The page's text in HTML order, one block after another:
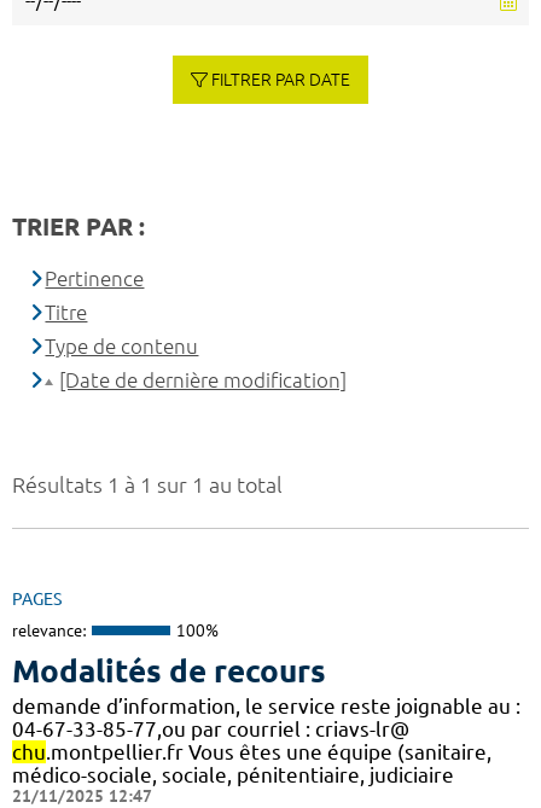
Résultats 1 à 1 sur 1 au total
PAGES
relevance: 100%
Modalités de recours
demande d’information, le service reste joignable au :
04-67-33-85-77,ou par courriel : criavs-lr@
chu .montpellier.fr Vous êtes une équipe (sanitaire,
médico-sociale, sociale, pénitentiaire, judiciaire
21/11/2025 12:47
FILTRER PAR DATE
TRIER PAR :
Pertinence
Titre
Type de contenu
[Date de dernière modification]